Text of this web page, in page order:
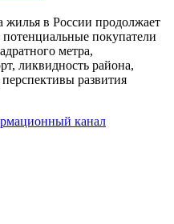
в России продолжает
покупатели
метра,
ликвидность района,
развития
канал